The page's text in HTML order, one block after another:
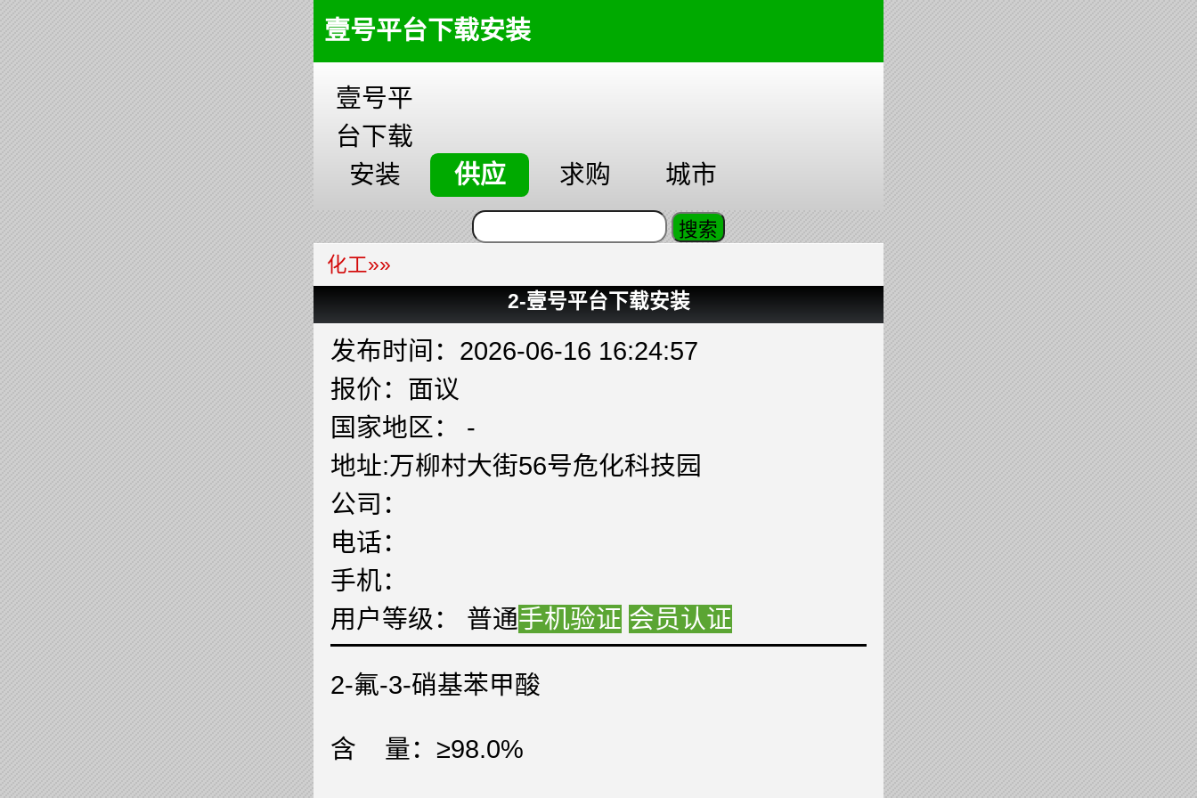
壹号平台下载安装
壹号平
台下载
安装
供应 求购 城市
化工»»
2-壹号平台下载安装
发布时间：2026-06-16 16:24:57
报价：面议
国家地区： -
地址:万柳村大街56号危化科技园
公司：
电话：
手机：
用户等级： 普通手机验证 会员认证
2-氟-3-硝基苯甲酸
含 量：≥98.0%